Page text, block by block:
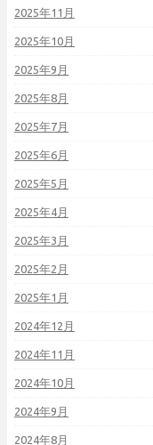
2025年11月
2025年10月
2025年9月
2025年8月
2025年7月
2025年6月
2025年5月
2025年4月
2025年3月
2025年2月
2025年1月
2024年12月
2024年11月
2024年10月
2024年9月
2024年8月